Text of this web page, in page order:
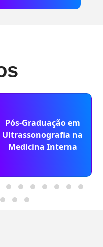
Pós-Graduação em
Ultrassonografia na
Medicina Interna